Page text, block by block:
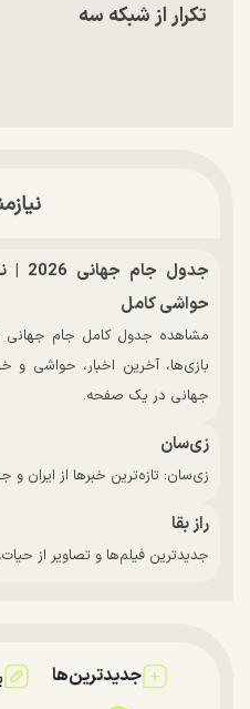
تکرار از شبکه سه
حواشی کامل
بازی‌ها، آخرین اخبار، حواشی و
جهانی در یک صفحه.
زی‌سان
زی‌سان: تازه‌ترین خبرها از ایران و
راز بقا
جدیدترین فیلم‌ها و تصاویر از
جدیدترین‌ها